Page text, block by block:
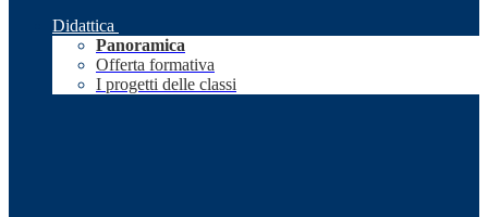
Didattica
Panoramica
Offerta formativa
I progetti delle classi